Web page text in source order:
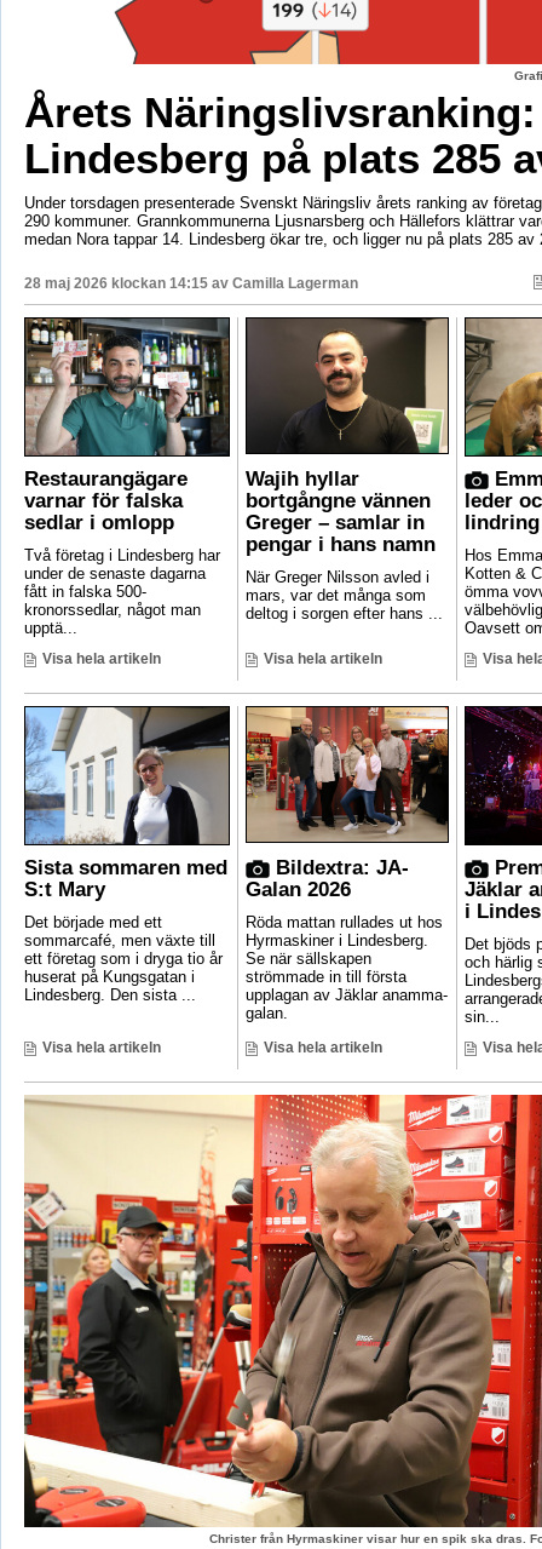
Årets Näringslivsranking:
Lindesberg på plats 285
Under torsdagen presenterade Svenskt Näringsliv årets ranking av
290 kommuner. Grannkommunerna Ljusnarsberg och Hällefors klättrar
medan Nora tappar 14. Lindesberg ökar tre, och ligger nu på plats 285 av
28 maj 2026 klockan 14:15 av Camilla Lagerman
Restaurangägare
varnar för falska
sedlar i omlopp
Två företag i Lindesberg har
under de senaste dagarna
fått in falska 500-
kronorssedlar, något man
upptä...
Visa hela artikeln
Wajih hyllar
bortgångne vännen
Greger – samlar in
pengar i hans namn
När Greger Nilsson avled i
mars, var det många som
deltog i sorgen efter hans ...
Visa hela artikeln
leder
lindring
Hos
Kotten &
ömma
Oavsett
Visa
Sista sommaren med
S:t Mary
Det började med ett
sommarcafé, men växte till
ett företag som i dryga tio år
huserat på Kungsgatan i
Lindesberg. Den sista ...
Visa hela artikeln
Bildextra: JA-
Galan 2026
Röda mattan rullades ut hos
Hyrmaskiner i Lindesberg.
Se när sällskapen
strömmade in till första
upplagan av Jäklar anamma-
galan.
Visa hela artikeln
Jäklar
i
Det bjöds
och härlig
sin...
Visa
Christer från Hyrmaskiner visar hur en spik ska dras.